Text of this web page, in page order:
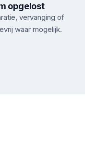
opgelost
vervanging of
waar mogelijk.